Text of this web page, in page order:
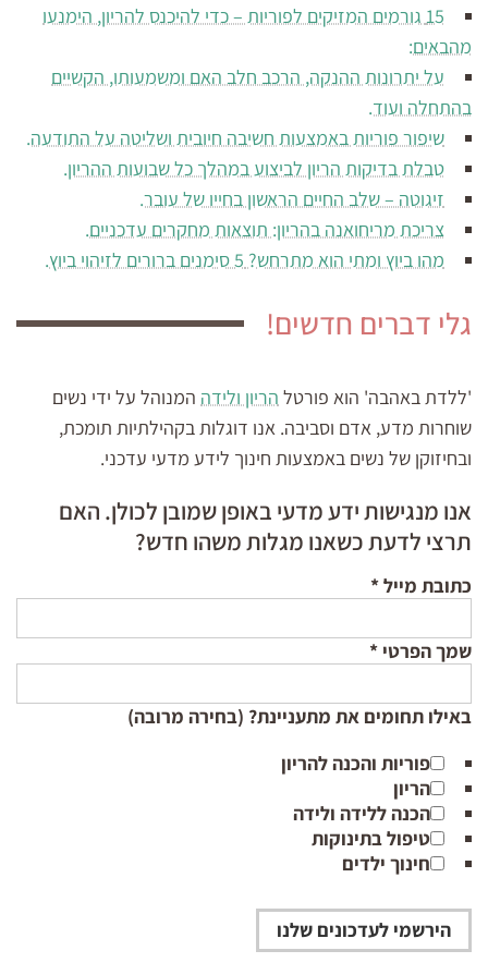
15 גורמים המזיקים לפוריות – כדי להיכנס להריון, הימנעו
מהבאים:
על יתרונות ההנקה, הרכב חלב האם ומשמעותו, הקשיים
בהתחלה ועוד.
שיפור פוריות באמצעות חשיבה חיובית ושליטה על התודעה.
טבלת בדיקות הריון לביצוע במהלך כל שבועות ההריון.
זיגוטה – שלב החיים הראשון בחייו של עובר.
צריכת מריחואנה בהריון: תוצאות מחקרים עדכניים.
מהו ביוץ ומתי הוא מתרחש? 5 סימנים ברורים לזיהוי ביוץ.
גלי דברים חדשים!
'ללדת באהבה' הוא פורטל הריון ולידה המנוהל על ידי נשים
שוחרות מדע, אדם וסביבה. אנו דוגלות בקהילתיות תומכת,
ובחיזוקן של נשים באמצעות חינוך לידע מדעי עדכני.
אנו מנגישות ידע מדעי באופן שמובן לכולן. האם
תרצי לדעת כשאנו מגלות משהו חדש?
כתובת מייל*
שמך הפרטי *
באילו תחומים את מתעניינת? (בחירה מרובה)
פוריות והכנה להריון
הריון
הכנה ללידה ולידה
טיפול בתינוקות
חינוך ילדים